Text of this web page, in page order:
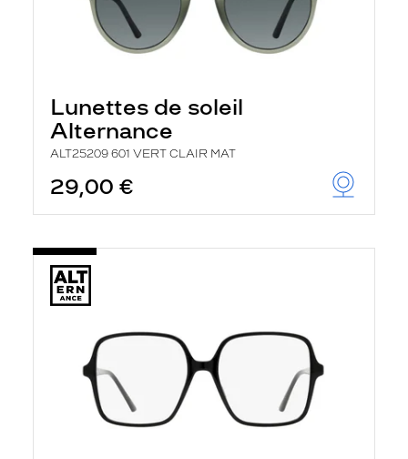
Lunettes de soleil
Alternance
ALT25209 601 VERT CLAIR MAT
29,00 €